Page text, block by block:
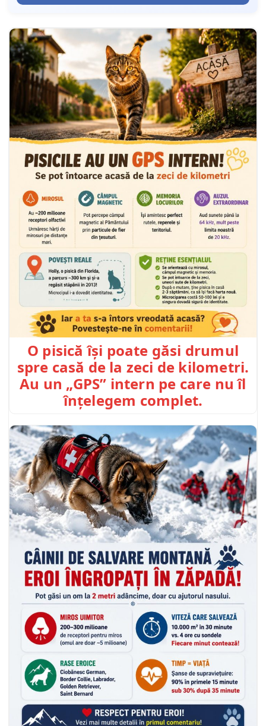
O pisică își poate găsi drumul
spre casă de la zeci de kilometri.
Au un „GPS” intern pe care nu îl
înțelegem complet.